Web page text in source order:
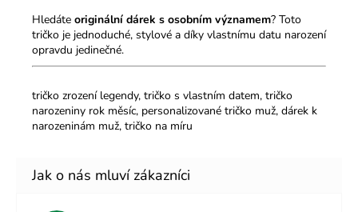
Hledáte originální dárek s osobním významem? Toto
tričko je jednoduché, stylové a díky vlastnímu datu narození
opravdu jedinečné.
tričko zrození legendy, tričko s vlastním datem, tričko
narozeniny rok měsíc, personalizované tričko muž, dárek k
narozeninám muž, tričko na míru